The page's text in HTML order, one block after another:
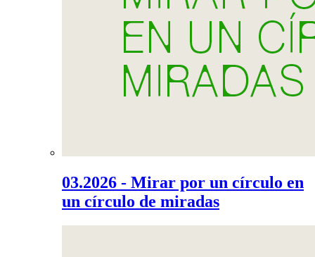
03.2026 - Mirar por un círculo en
un círculo de miradas